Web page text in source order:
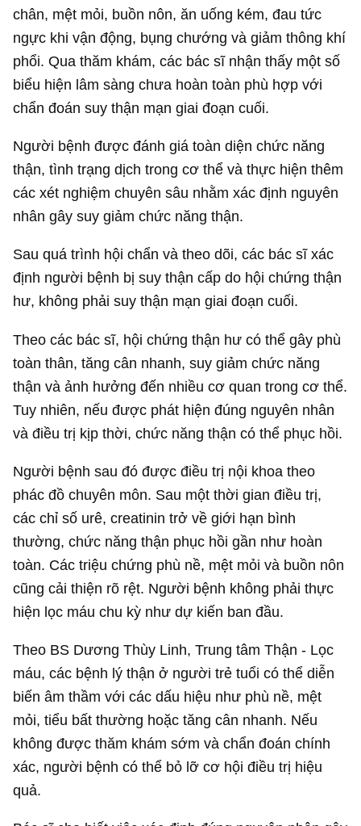
chân, mệt mỏi, buồn nôn, ăn uống kém, đau tức
ngực khi vận động, bụng chướng và giảm thông khí
phổi. Qua thăm khám, các bác sĩ nhận thấy một số
biểu hiện lâm sàng chưa hoàn toàn phù hợp với
chẩn đoán suy thận mạn giai đoạn cuối.
Người bệnh được đánh giá toàn diện chức năng
thận, tình trạng dịch trong cơ thể và thực hiện thêm
các xét nghiệm chuyên sâu nhằm xác định nguyên
nhân gây suy giảm chức năng thận.
Sau quá trình hội chẩn và theo dõi, các bác sĩ xác
định người bệnh bị suy thận cấp do hội chứng thận
hư, không phải suy thận mạn giai đoạn cuối.
Theo các bác sĩ, hội chứng thận hư có thể gây phù
toàn thân, tăng cân nhanh, suy giảm chức năng
thận và ảnh hưởng đến nhiều cơ quan trong cơ thể.
Tuy nhiên, nếu được phát hiện đúng nguyên nhân
và điều trị kịp thời, chức năng thận có thể phục hồi.
Người bệnh sau đó được điều trị nội khoa theo
phác đồ chuyên môn. Sau một thời gian điều trị,
các chỉ số urê, creatinin trở về giới hạn bình
thường, chức năng thận phục hồi gần như hoàn
toàn. Các triệu chứng phù nề, mệt mỏi và buồn nôn
cũng cải thiện rõ rệt. Người bệnh không phải thực
hiện lọc máu chu kỳ như dự kiến ban đầu.
Theo BS Dương Thùy Linh, Trung tâm Thận - Lọc
máu, các bệnh lý thận ở người trẻ tuổi có thể diễn
biến âm thầm với các dấu hiệu như phù nề, mệt
mỏi, tiểu bất thường hoặc tăng cân nhanh. Nếu
không được thăm khám sớm và chẩn đoán chính
xác, người bệnh có thể bỏ lỡ cơ hội điều trị hiệu
quả.